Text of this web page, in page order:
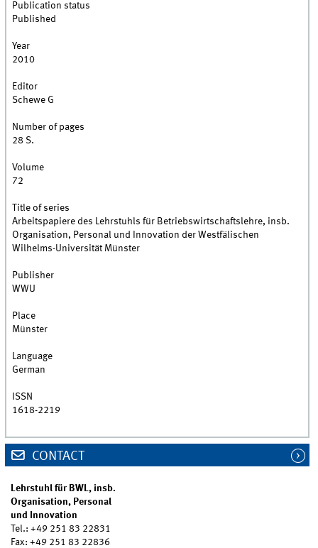
Publication status
Published
Year
2010
Editor
Schewe G
Number of pages
28 S.
Volume
72
Title of series
Arbeitspapiere des Lehrstuhls für Betriebswirtschaftslehre, insb.
Organisation, Personal und Innovation der Westfälischen
Wilhelms-Universität Münster
Publisher
WWU
Place
Münster
Language
German
ISSN
1618-2219
CONTACT
Lehrstuhl für BWL, insb.
Organisation, Personal
und Innovation
Tel.: +49 251 83 22831
Fax: +49 251 83 22836